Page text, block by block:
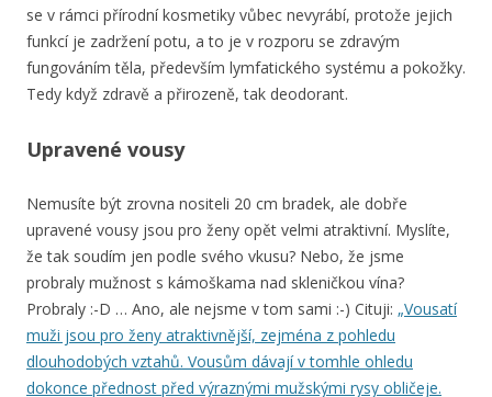
se v rámci přírodní kosmetiky vůbec nevyrábí, protože jejich
funkcí je zadržení potu, a to je v rozporu se zdravým
fungováním těla, především lymfatického systému a pokožky.
Tedy když zdravě a přirozeně, tak deodorant.
Upravené vousy
Nemusíte být zrovna nositeli 20 cm bradek, ale dobře
upravené vousy jsou pro ženy opět velmi atraktivní. Myslíte,
že tak soudím jen podle svého vkusu? Nebo, že jsme
probraly mužnost s kámoškama nad skleničkou vína?
Probraly :-D … Ano, ale nejsme v tom sami :-) Cituji: „Vousatí
muži jsou pro ženy atraktivnější, zejména z pohledu
dlouhodobých vztahů. Vousům dávají v tomhle ohledu
dokonce přednost před výraznými mužskými rysy obličeje.